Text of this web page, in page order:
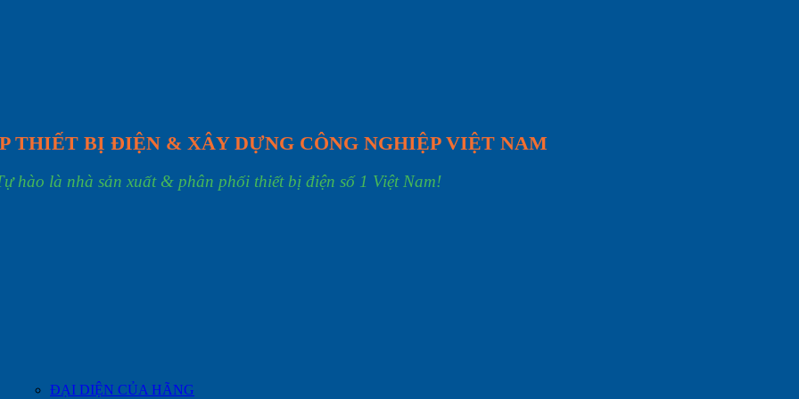
THIẾT BỊ ĐIỆN & XÂY DỰNG CÔNG NGHIỆP VIỆT NAM
hào là nhà sản xuất & phân phối thiết bị điện số 1 Việt Nam!
ĐẠI DIỆN CỦA HÃNG